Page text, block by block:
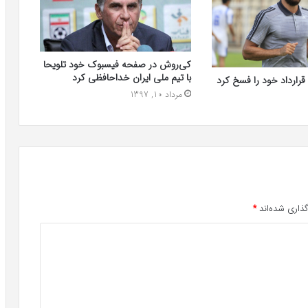
خود را فسخ کرد
کی‌روش در صفحه فیسبوک خود تلویحا
با تیم ملی ایران خداحافظی کرد
مرداد 10, 1397
شده‌اند*